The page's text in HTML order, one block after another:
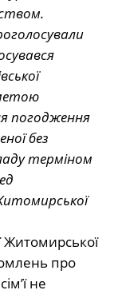
погодження
без
терміном
Житомирської
про
не